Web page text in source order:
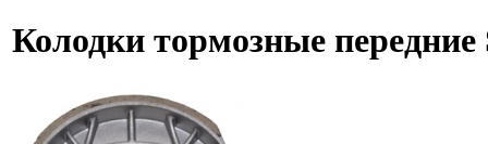
Колодки тормозные